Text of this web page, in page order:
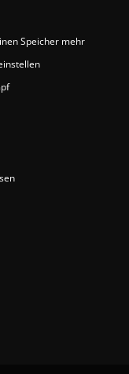
Speicher mehr